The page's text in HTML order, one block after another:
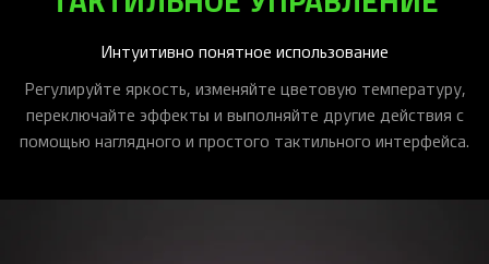
Интуитивно понятное использование
Регулируйте яркость, изменяйте цветовую температуру,
переключайте эффекты и выполняйте другие действия с
помощью наглядного и простого тактильного интерфейса.